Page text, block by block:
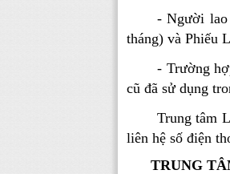
- Người lao
tháng) và Phiếu
- Trường
cũ đã sử dụng
Trung tâm
liên hệ số điện
TRUNG